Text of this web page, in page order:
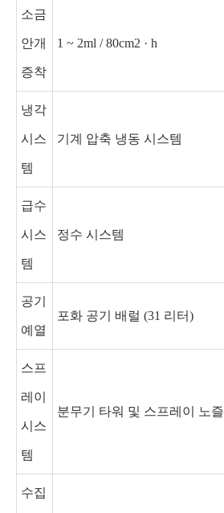
소금
안개
증착
1 ~ 2ml / 80cm2 · h
냉각
시스
템
기계 압축 냉동 시스템
급수
시스
템
정수 시스템
공기
예열
포화 공기 배럴 (31 리터)
스프
레이
시스
템
분무기 타워 및 스프레이 노즐
수집